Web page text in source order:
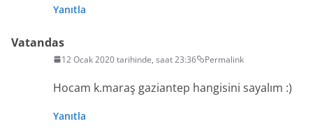
Yanıtla
Vatandas
12 Ocak 2020 tarihinde, saat 23:36 Permalink
Hocam k.maraş gaziantep hangisini sayalım :)
Yanıtla